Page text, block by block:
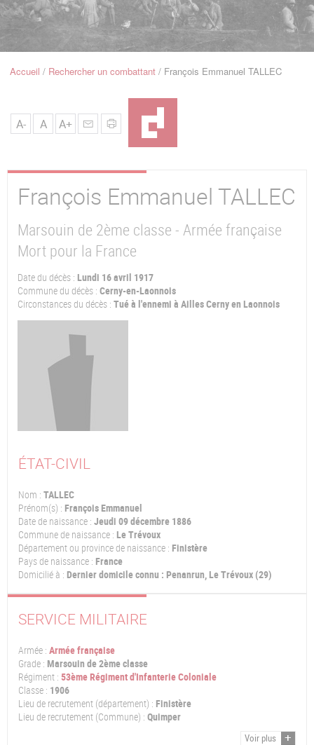
Navigation
FilAccueil Rechercher un combattant François Emmanuel TALLEC
A- A A+
François Emmanuel TALLEC
Marsouin de 2ème classe - Armée française
Mort pour la France
Date du décès : Lundi 16 avril 1917
Commune du décès : Cerny-en-Laonnois
Circonstances du décès : Tué à l'ennemi à Ailles Cerny en Laonnois
ÉTAT-CIVIL
Nom : TALLEC
Prénom(s) : François Emmanuel
Date de naissance : Jeudi 09 décembre 1886
Commune de naissance : Le Trévoux
Département ou province de naissance : Finistère
Pays de naissance : France
Domicilié à : Dernier domicile connu : Penanrun, Le Trévoux (29)
SERVICE MILITAIRE
Armée : Armée française
Grade : Marsouin de 2ème classe
Régiment : 53ème Régiment d'Infanterie Coloniale
Classe : 1906
Lieu de recrutement (département) : Finistère
Lieu de recrutement (Commune) : Quimper
Voir plus